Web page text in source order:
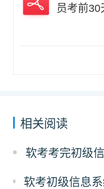
员考前
相关阅读